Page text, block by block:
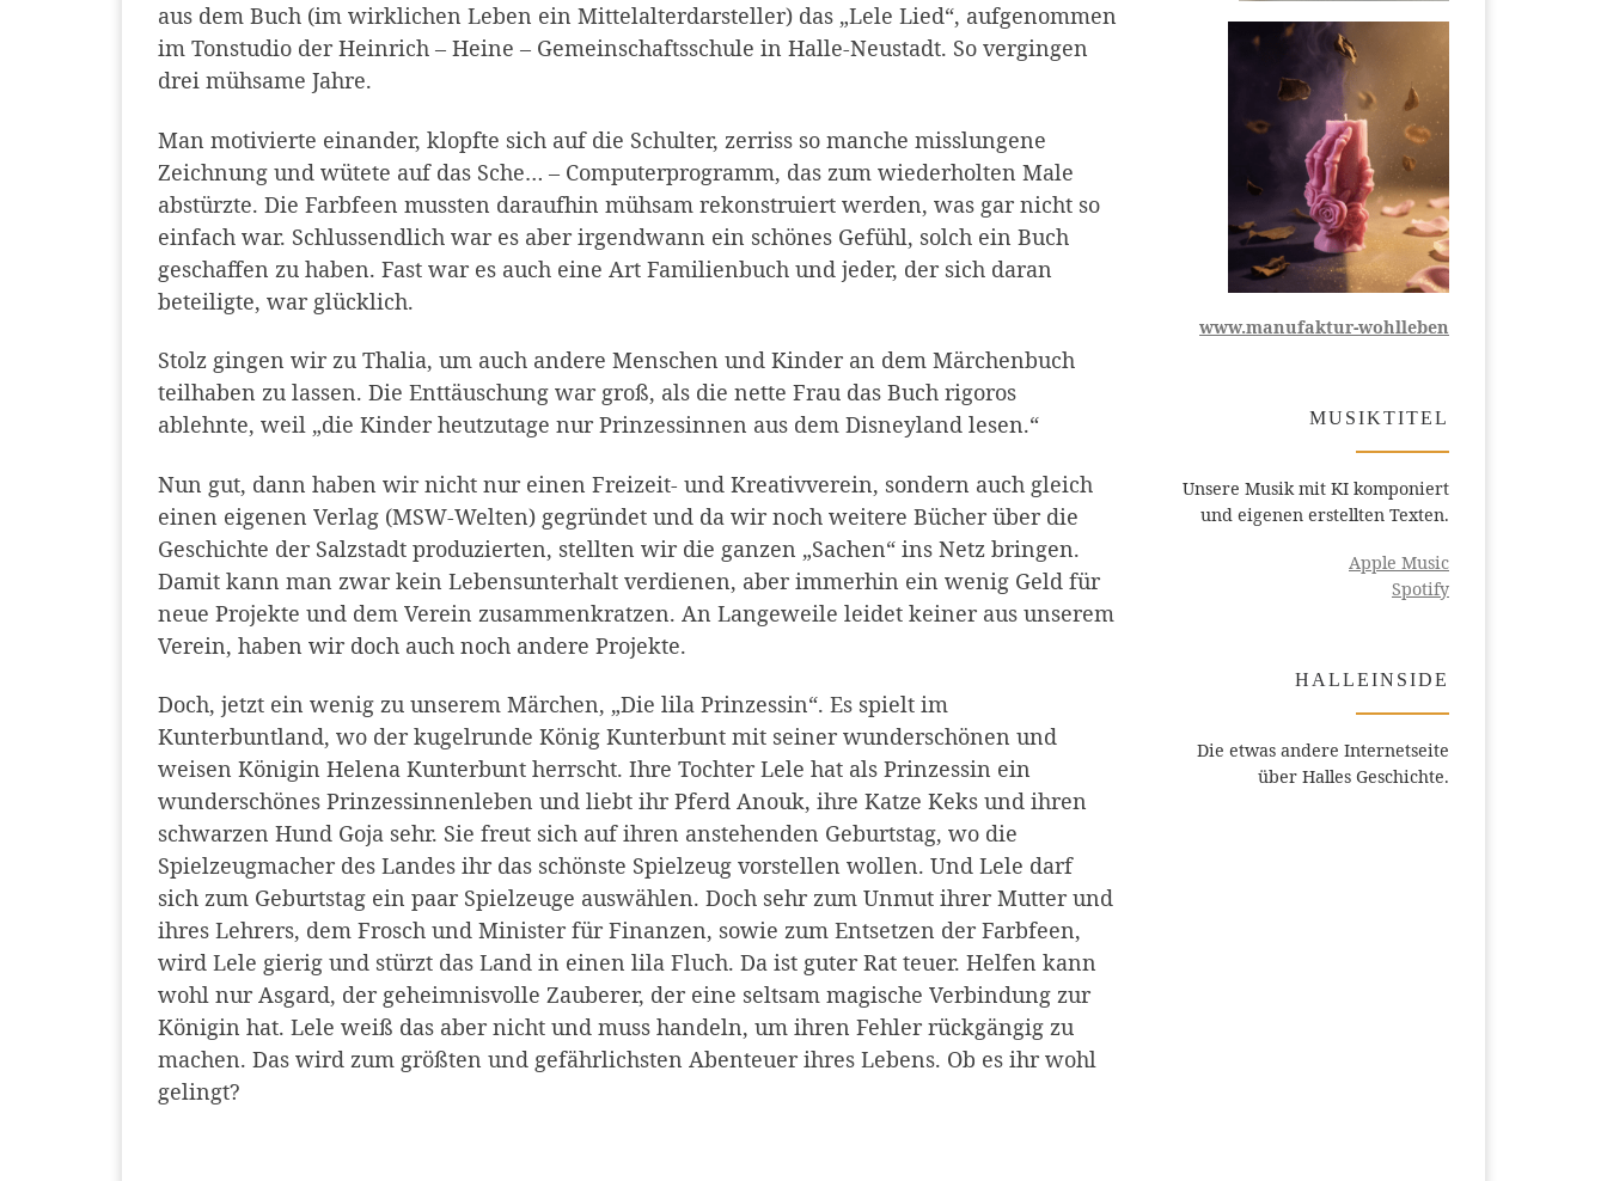
aus dem Buch (im wirklichen Leben ein Mittelalterdarsteller) das „Lele Lied“, aufgenommen
im Tonstudio der Heinrich – Heine – Gemeinschaftsschule in Halle-Neustadt. So vergingen
drei mühsame Jahre.
Man motivierte einander, klopfte sich auf die Schulter, zerriss so manche misslungene
Zeichnung und wütete auf das Sche… – Computerprogramm, das zum wiederholten Male
abstürzte. Die Farbfeen mussten daraufhin mühsam rekonstruiert werden, was gar nicht so
einfach war. Schlussendlich war es aber irgendwann ein schönes Gefühl, solch ein Buch
geschaffen zu haben. Fast war es auch eine Art Familienbuch und jeder, der sich daran
beteiligte, war glücklich.
Stolz gingen wir zu Thalia, um auch andere Menschen und Kinder an dem Märchenbuch
teilhaben zu lassen. Die Enttäuschung war groß, als die nette Frau das Buch rigoros
ablehnte, weil „die Kinder heutzutage nur Prinzessinnen aus dem Disneyland lesen.“
Nun gut, dann haben wir nicht nur einen Freizeit- und Kreativverein, sondern auch gleich
einen eigenen Verlag (MSW-Welten) gegründet und da wir noch weitere Bücher über die
Geschichte der Salzstadt produzierten, stellten wir die ganzen „Sachen“ ins Netz bringen.
Damit kann man zwar kein Lebensunterhalt verdienen, aber immerhin ein wenig Geld für
neue Projekte und dem Verein zusammenkratzen. An Langeweile leidet keiner aus unserem
Verein, haben wir doch auch noch andere Projekte.
Doch, jetzt ein wenig zu unserem Märchen, „Die lila Prinzessin“. Es spielt im
Kunterbuntland, wo der kugelrunde König Kunterbunt mit seiner wunderschönen und
weisen Königin Helena Kunterbunt herrscht. Ihre Tochter Lele hat als Prinzessin ein
wunderschönes Prinzessinnenleben und liebt ihr Pferd Anouk, ihre Katze Keks und ihren
schwarzen Hund Goja sehr. Sie freut sich auf ihren anstehenden Geburtstag, wo die
Spielzeugmacher des Landes ihr das schönste Spielzeug vorstellen wollen. Und Lele darf
sich zum Geburtstag ein paar Spielzeuge auswählen. Doch sehr zum Unmut ihrer Mutter und
ihres Lehrers, dem Frosch und Minister für Finanzen, sowie zum Entsetzen der Farbfeen,
wird Lele gierig und stürzt das Land in einen lila Fluch. Da ist guter Rat teuer. Helfen kann
wohl nur Asgard, der geheimnisvolle Zauberer, der eine seltsam magische Verbindung zur
Königin hat. Lele weiß das aber nicht und muss handeln, um ihren Fehler rückgängig zu
machen. Das wird zum größten und gefährlichsten Abenteuer ihres Lebens. Ob es ihr wohl
gelingt?
www.manufaktur-wohlleben
MUSIKTITEL
Unsere Musik mit KI komponiert
und eigenen erstellten Texten.
Apple Music
Spotify
HALLEINSIDE
Die etwas andere Internetseite
über Halles Geschichte.